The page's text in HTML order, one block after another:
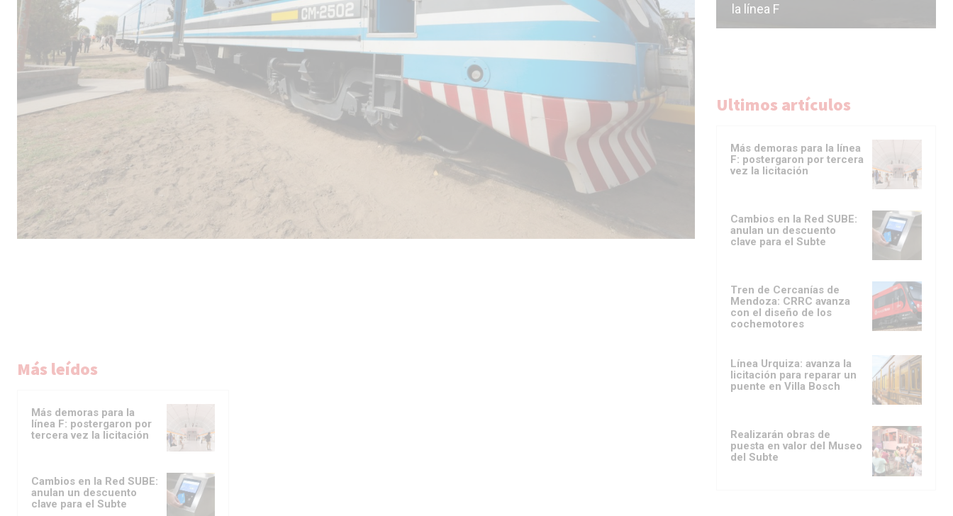
Más leídos
Más demoras para la
línea F: postergaron por
tercera vez la licitación
Cambios en la Red SUBE:
anulan un descuento
clave para el Subte
la línea F
Ultimos artículos
Más demoras para la línea
F: postergaron por tercera
vez la licitación
Cambios en la Red SUBE:
anulan un descuento
clave para el Subte
Tren de Cercanías de
Mendoza: CRRC avanza
con el diseño de los
cochemotores
Línea Urquiza: avanza la
licitación para reparar un
puente en Villa Bosch
Realizarán obras de
puesta en valor del Museo
del Subte